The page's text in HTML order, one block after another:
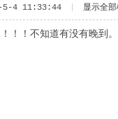
5-4 11:33:44 显示全
！！不知道有没有晚到。